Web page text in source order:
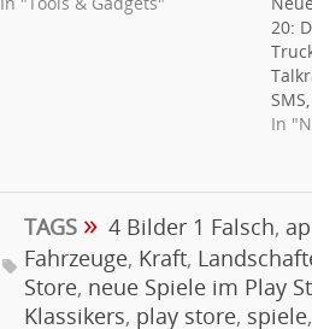
20:
In
TAGS » 4 Bilder 1 Falsch,
Fahrzeuge, Kraft,
Store, neue Spiele im Play
Klassikers, play store, spiele,